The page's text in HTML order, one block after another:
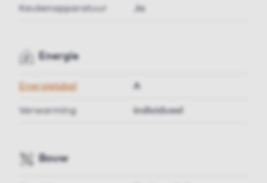
Keukenapparatuur Ja
Energie
Energielabel A
Verwarming individueel
Bouw